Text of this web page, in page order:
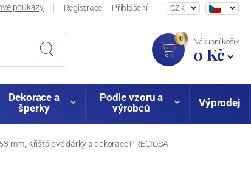
poukazy Registrace Přihlášení CZK
0 Nákupní košík
0 Kč
Dekorace a
šperky
Podle vzoru a
výrobců
Výprodej
mm, Křišťálové dárky a dekorace PRECIOSA